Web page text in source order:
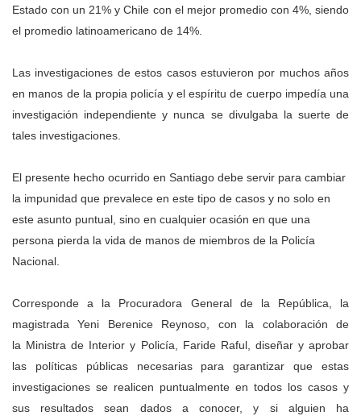
Estado con un 21% y Chile con el mejor promedio con 4%, siendo
el promedio latinoamericano de 14%.
Las investigaciones de estos casos estuvieron por muchos años
en manos de la propia policía y el espíritu de cuerpo impedía una
investigación independiente y nunca se divulgaba la suerte de
tales investigaciones.
El presente hecho ocurrido en Santiago debe servir para cambiar
la impunidad que prevalece en este tipo de casos y no solo en
este asunto puntual, sino en cualquier ocasión en que una
persona pierda la vida de manos de miembros de la Policía
Nacional.
Corresponde a la Procuradora General de la República, la
magistrada Yeni Berenice Reynoso, con la colaboración de
la Ministra de Interior y Policía, Faride Raful, diseñar y aprobar
las políticas públicas necesarias para garantizar que estas
investigaciones se realicen puntualmente en todos los casos y
sus resultados sean dados a conocer,
y si alguien ha